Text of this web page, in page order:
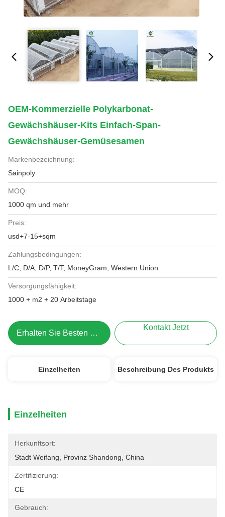
OEM-Kommerzielle Polykarbonat-
Gewächshäuser-Kits Einfach-Span-
Gewächshäuser-Gemüsesamen
Markenbezeichnung:
Sainpoly
MOQ:
1000 qm und mehr
Preis:
usd+7-15+sqm
Zahlungsbedingungen:
L/C, D/A, D/P, T/T, MoneyGram, Western Union
Versorgungsfähigkeit:
1000 + m2 + 20 Arbeitstage
Erhalten Sie Besten Preis
Kontakt Jetzt
Einzelheiten Beschreibung Des Produkts
Einzelheiten
Herkunftsort:
Stadt Weifang, Provinz Shandong, China
Zertifizierung:
CE
Gebrauch: